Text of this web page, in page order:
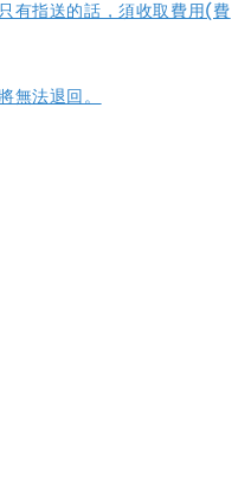
只有指送的話，須收取費用(費
無法退回。